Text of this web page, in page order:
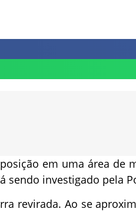
em uma área de
sendo investigado pela
revirada. Ao se